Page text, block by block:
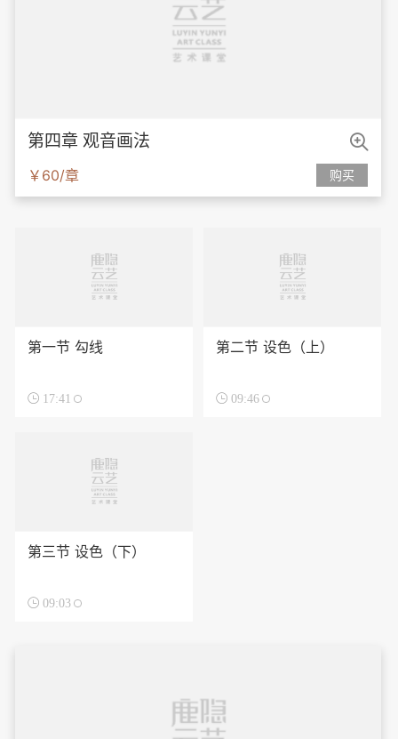
第四章 观音画法
￥60/章 购买

第一节 勾线
 17:41
第二节 设色（上）
 09:46
第三节 设色（下）
 09:03